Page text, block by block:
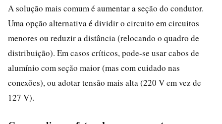
A solução mais comum é aumentar a seção do condutor.
Uma opção alternativa é dividir o circuito em circuitos
menores ou reduzir a distância (relocando o quadro de
distribuição). Em casos críticos, pode-se usar cabos de
alumínio com seção maior (mas com cuidado nas
conexões), ou adotar tensão mais alta (220 V em vez de
127 V).